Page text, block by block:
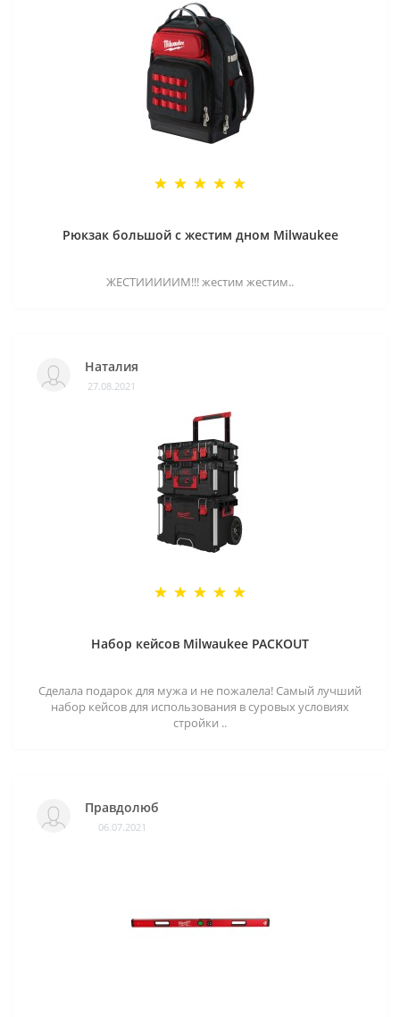
Рюкзак большой с жестим дном Milwaukee
ЖЕСТИИИИИМ!!! жестим жестим..
Наталия
27.08.2021
Набор кейсов Milwaukee PACKOUT
Сделала подарок для мужа и не пожалела! Самый лучший
набор кейсов для использования в суровых условиях
стройки ..
Правдолюб
06.07.2021